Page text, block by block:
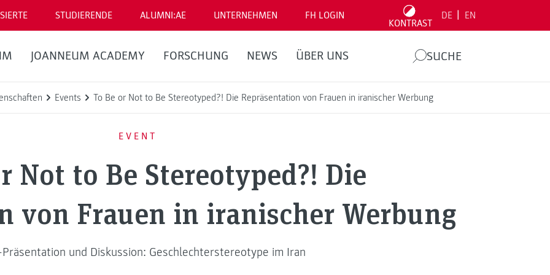
STUDIERENDE ALUMNI:AE UNTERNEHMEN FH LOGIN
KONTRAST
DE EN
JOANNEUM ACADEMY FORSCHUNG NEWS ÜBER UNS SUCHE
Events To Be or Not to Be Stereotyped?! Die Repräsentation von Frauen in iranischer Werbung
EVENT
Not to Be Stereotyped?! Die
von Frauen in iranischer Werbung
und Diskussion: Geschlechterstereotype im Iran